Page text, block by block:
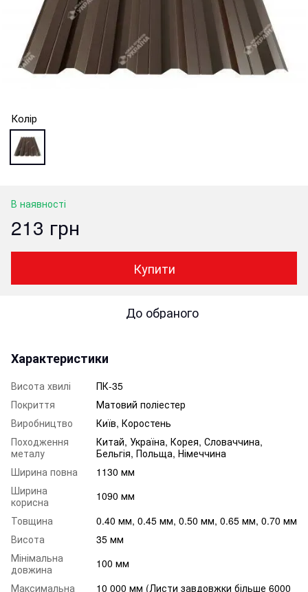
Колір
В наявності
213 грн
Купити
До обраного
Характеристики
Висота хвилі
ПК-35
Покриття
Матовий поліестер
Виробництво
Київ, Коростень
Походження
металу
Китай, Україна, Корея, Словаччина,
Бельгія, Польща, Німеччина
Ширина повна
1130 мм
Ширина
корисна
1090 мм
Товщина
0.40 мм, 0.45 мм, 0.50 мм, 0.65 мм, 0.70 мм
Висота
35 мм
Мінімальна
довжина
100 мм
Максимальна
10 000 мм (Листи завдовжки більше 6000